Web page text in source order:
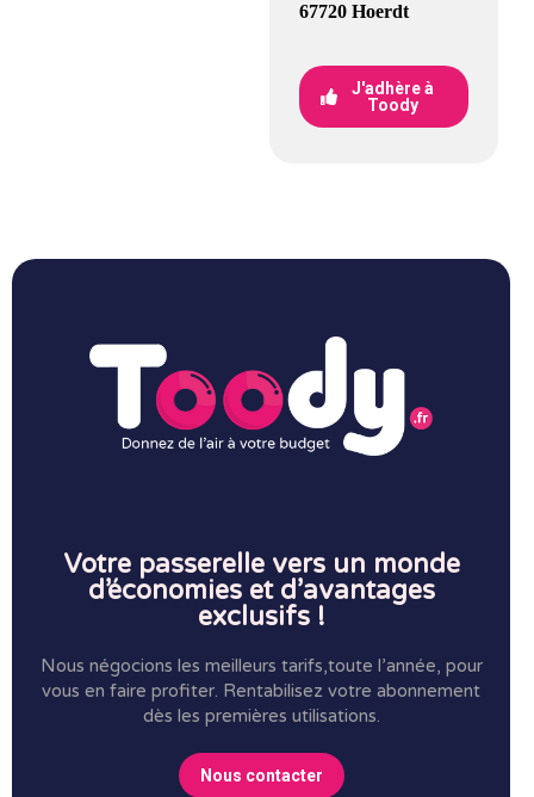
67720 Hoerdt
J'adhère à
Toody
Votre passerelle vers un monde
d’économies et d’avantages
exclusifs !
Nous négocions les meilleurs tarifs,toute l’année, pour
vous en faire profiter. Rentabilisez votre abonnement
dès les premières utilisations.
Nous contacter